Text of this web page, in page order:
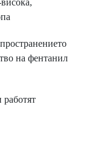
на фентанил